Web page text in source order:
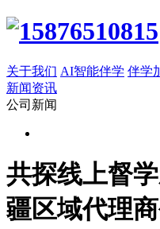
关于我们 AI智能伴学 伴学
新闻资讯
公司新闻
共探线上督
疆区域代理